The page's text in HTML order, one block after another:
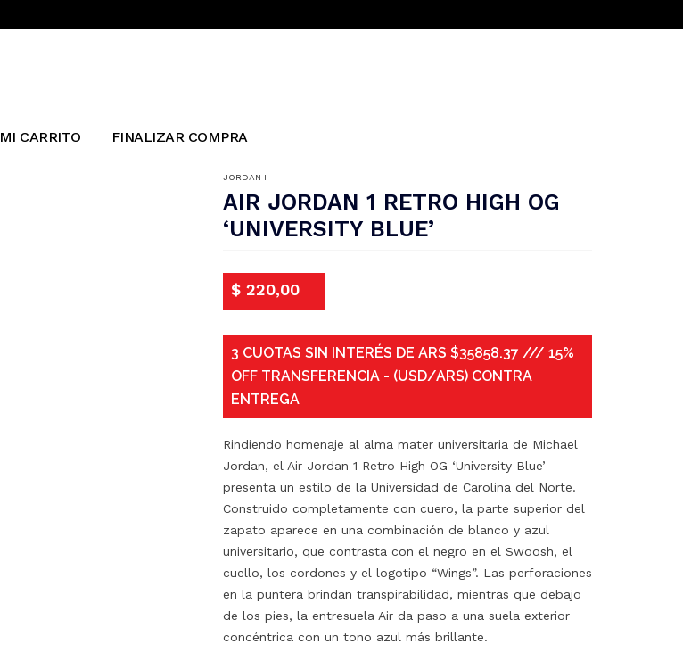
MI CARRITO FINALIZAR COMPRA
JORDAN I
AIR JORDAN 1 RETRO HIGH OG
‘UNIVERSITY BLUE’
$220,00
3 CUOTAS SIN INTERÉS DE ARS $35858.37 /// 15%
OFF TRANSFERENCIA - (USD/ARS) CONTRA
ENTREGA
Rindiendo homenaje al alma mater universitaria de Michael
Jordan, el Air Jordan 1 Retro High OG ‘University Blue’
presenta un estilo de la Universidad de Carolina del Norte.
Construido completamente con cuero, la parte superior del
zapato aparece en una combinación de blanco y azul
universitario, que contrasta con el negro en el Swoosh, el
cuello, los cordones y el logotipo “Wings”. Las perforaciones
en la puntera brindan transpirabilidad, mientras que debajo
de los pies, la entresuela Air da paso a una suela exterior
concéntrica con un tono azul más brillante.